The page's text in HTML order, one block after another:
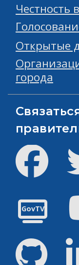
Честность
Открытые
города
GovTV